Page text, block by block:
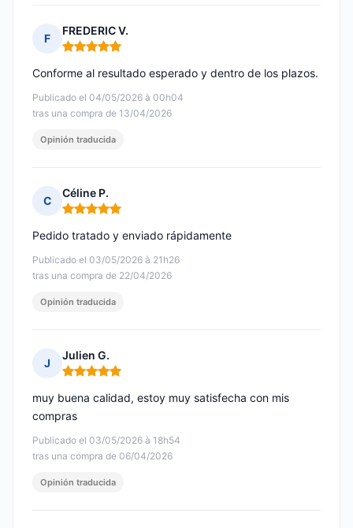
F
FREDERIC V.
Nota: 5 de 5
Publicado el 04/05/2026 à 00h04
tras una compra de 13/04/2026
Conforme al resultado esperado y dentro de los plazos.
Opinión traducida
C
Céline P.
Nota: 5 de 5
Publicado el 03/05/2026 à 21h26
tras una compra de 22/04/2026
Pedido tratado y enviado rápidamente
Opinión traducida
J
Julien G.
Nota: 5 de 5
Publicado el 03/05/2026 à 18h54
tras una compra de 06/04/2026
muy buena calidad, estoy muy satisfecha con mis
compras
Opinión traducida